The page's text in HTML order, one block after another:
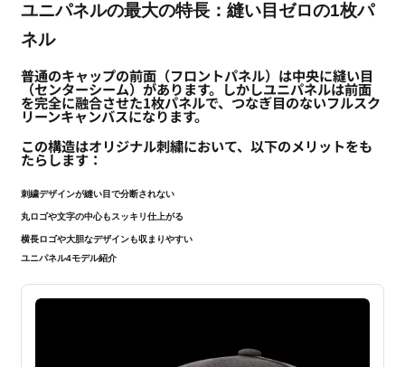
ユニパネルの最大の特長：縫い目ゼロの1枚パ
ネル
普通のキャップの前面（フロントパネル）は中央に縫い目
（センターシーム）があります。しかしユニパネルは前面
を完全に融合させた1枚パネルで、つなぎ目のないフルスク
リーンキャンバスになります。
この構造はオリジナル刺繍において、以下のメリットをも
たらします：
刺繍デザインが縫い目で分断されない
丸ロゴや文字の中心もスッキリ仕上がる
横長ロゴや大胆なデザインも収まりやすい
ユニパネル4モデル紹介